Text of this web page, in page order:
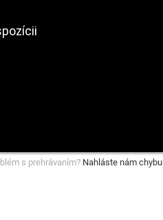
s prehrávaním? Nahláste nám chybu